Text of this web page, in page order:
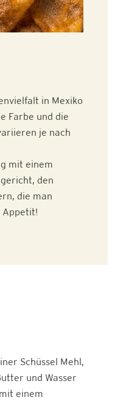
in Mexiko
Farbe und die
je nach
mit einem
den
die man
Appetit!
Schüssel Mehl,
und Wasser
einem